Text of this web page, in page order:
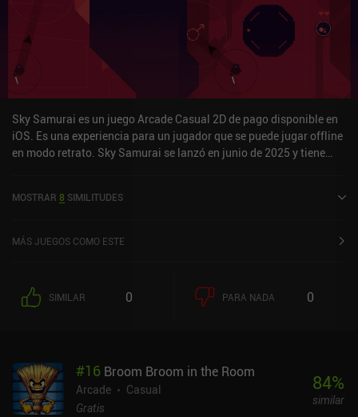
Sky Samurai es un juego Arcade Casual 2D de pago disponible en
iOS. Es una experiencia para un jugador que se puede jugar offline
en modo retrato. Sky Samurai se lanzó en junio de 2025 y tiene
MOSTRAR 8 SIMILITUDES
MÁS JUEGOS COMO ESTE
SIMILAR 0 PARA NADA 0
#16 Broom Broom in the Room
Arcade
Casual
Gratis
84%
similar